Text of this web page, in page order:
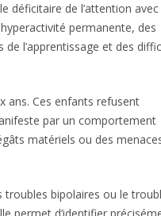
déficitaire de l’attention avec
permanente, des
l’apprentissage et des
ans. Ces enfants refusent
par un comportement
matériels ou des
troubles bipolaires ou le